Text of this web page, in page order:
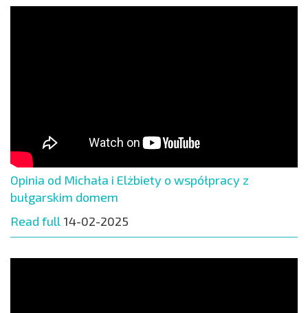
Opinia od Michała i Elżbiety o współpracy z
bułgarskim domem
Read full 14-02-2025